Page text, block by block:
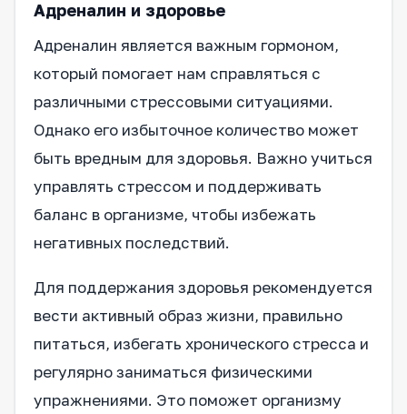
Адреналин и здоровье
Адреналин является важным гормоном,
который помогает нам справляться с
различными стрессовыми ситуациями.
Однако его избыточное количество может
быть вредным для здоровья. Важно учиться
управлять стрессом и поддерживать
баланс в организме, чтобы избежать
негативных последствий.
Для поддержания здоровья рекомендуется
вести активный образ жизни, правильно
питаться, избегать хронического стресса и
регулярно заниматься физическими
упражнениями. Это поможет организму